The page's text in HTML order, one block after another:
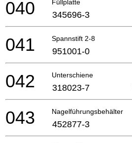
Füllplatte
040 345696-3
Spannstift 2-8
041 951001-0
Unterschiene
042 318023-7
Nagelführungsbehälter
043 452877-3